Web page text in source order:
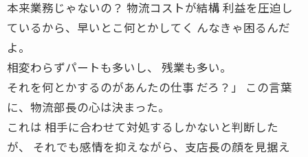
本来業務じゃないの？ 物流コストが結構 利益を圧迫し
ているから、早いとこ何とかしてく んなきゃ困るんだ
よ。
相変わらずパートも多いし、 残業も多い。
それを何とかするのがあんたの仕事 だろ？」 この言葉
に、物流部長の心は決まった。
これは 相手に合わせて対処するしかないと判断した
が、 それでも感情を抑えながら、支店長の顔を見据え